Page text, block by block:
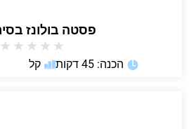
פסטה בולונז
★
★
★
★
★
הכנה: 45 דקות קל